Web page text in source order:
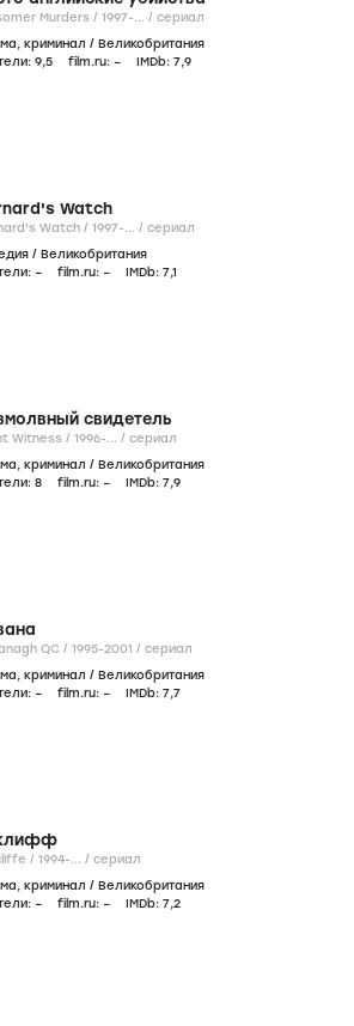
Midsomer Murders / 1997-... / сериал
, криминал / Великобритания
9,5 film.ru: – IMDb: 7,9
Watch
Bernard's Watch / 1997-... / сериал
/ Великобритания
– film.ru: – IMDb: 7,1
свидетель
Silent Witness / 1996-... / сериал
, криминал / Великобритания
8 film.ru: – IMDb: 7,9
Kavanagh QC / 1995-2001 / сериал
, криминал / Великобритания
– film.ru: – IMDb: 7,7
Wycliffe / 1994-... / сериал
, криминал / Великобритания
– film.ru: – IMDb: 7,2